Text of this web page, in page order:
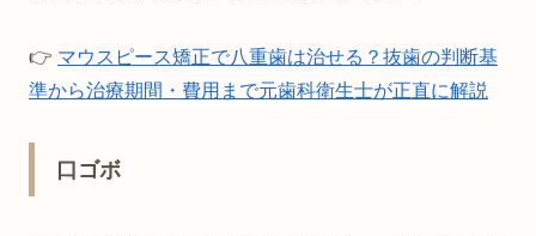
👉 マウスピース矯正で八重歯は治せる？抜歯の判断基
準から治療期間・費用まで元歯科衛生士が正直に解説
口ゴボ